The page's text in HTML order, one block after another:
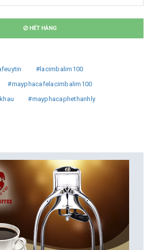
HẾT HÀNG
#lacimbalim100
#mayphacafelacimbalim100
#mayphacaphethanhly